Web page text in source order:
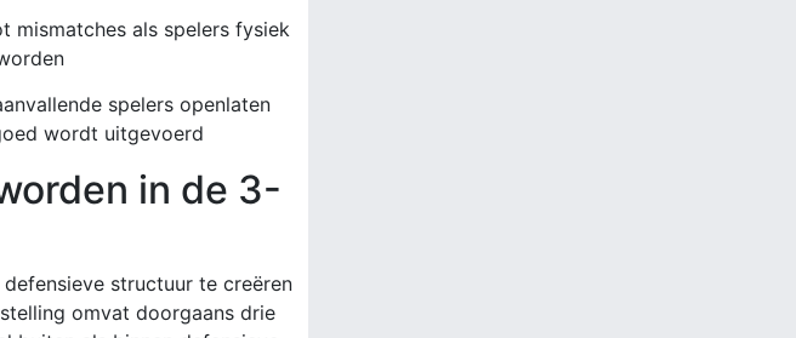
mismatches als spelers fysiek
spelers openlaten
wordt uitgevoerd
in de 3-
structuur te creëren
omvat doorgaans drie